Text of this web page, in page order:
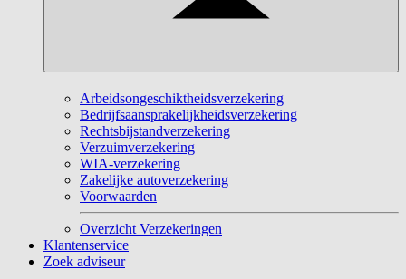
Arbeidsongeschiktheidsverzekering
Bedrijfsaansprakelijkheidsverzekering
Rechtsbijstandverzekering
Verzuimverzekering
WIA-verzekering
Zakelijke autoverzekering
Voorwaarden
Overzicht Verzekeringen
Klantenservice
Zoek adviseur